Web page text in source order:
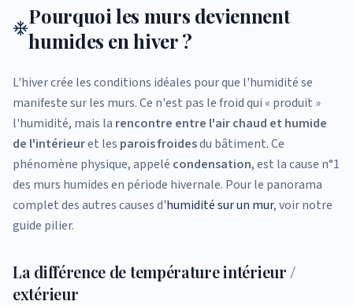
Pourquoi les murs deviennent
humides en hiver ?
L'hiver crée les conditions idéales pour que l'humidité se
manifeste sur les murs. Ce n'est pas le froid qui « produit »
l'humidité, mais la rencontre entre l'air chaud et humide
de l'intérieuret les parois froidesdu bâtiment. Ce
phénomène physique, appelé condensation, est la cause n°1
des murs humides en période hivernale. Pour le panorama
complet des autres causes d'humidité sur un mur, voir notre
guide pilier.
La différence de température intérieur /
extérieur